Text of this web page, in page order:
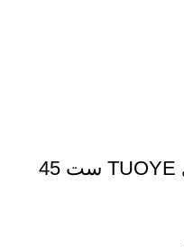
دریل پیچ گوشتی شارژی TUOYE ست 45